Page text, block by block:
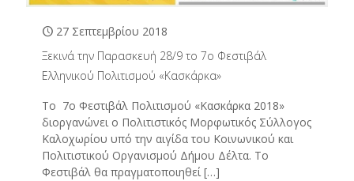
27 Σεπτεμβρίου 2018
Ξεκινά την Παρασκευή 28/9 το 7ο Φεστιβάλ
Ελληνικού Πολιτισμού «Κασκάρκα»
Το 7ο Φεστιβάλ Πολιτισμού «Κασκάρκα 2018»
διοργανώνει ο Πολιτιστικός Μορφωτικός Σύλλογος
Καλοχωρίου υπό την αιγίδα του Κοινωνικού και
Πολιτιστικού Οργανισμού Δήμου Δέλτα. Το
Φεστιβάλ θα πραγματοποιηθεί[…]